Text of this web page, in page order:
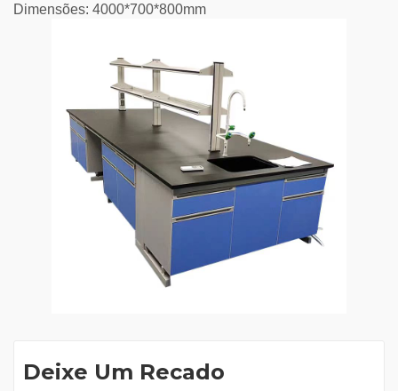
Dimensões: 4000*700*800mm
Deixe Um Recado